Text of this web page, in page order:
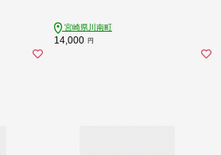
宮崎県川南町
14,000 円